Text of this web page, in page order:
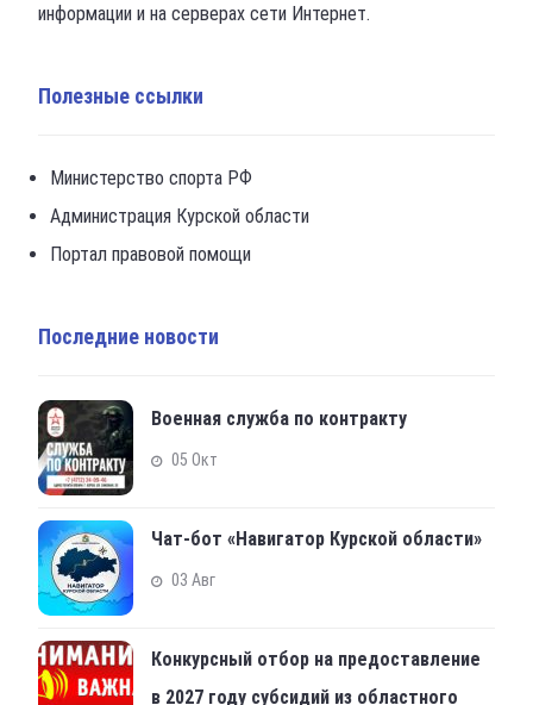
информации и на серверах сети Интернет.
Полезные ссылки
Министерство спорта РФ
Администрация Курской области
Портал правовой помощи
Последние новости
Военная служба по контракту
05 Окт
Чат-бот «Навигатор Курской области»
03 Авг
Конкурсный отбор на предоставление
в 2027 году субсидий из областного